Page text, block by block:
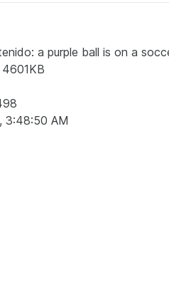
a purple ball is on a
3:48:50 AM